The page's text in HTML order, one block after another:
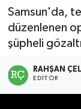
Samsun'da,
düzenlenen
şüpheli
RAHŞAN
EDITÖR
Eğitim
Sağlık
Yemek
Tüm
Son
Haber